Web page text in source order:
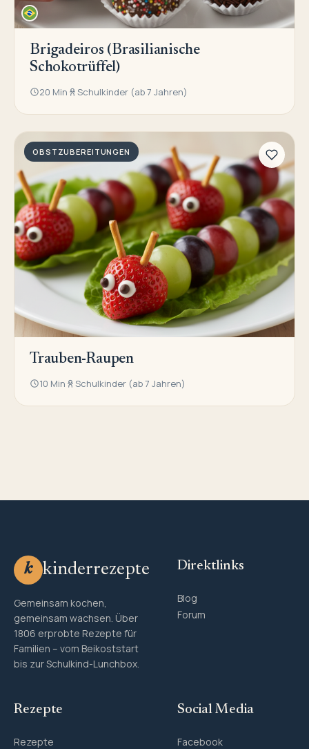
Brigadeiros (Brasilianische
Schokotrüffel)
20 Min Schulkinder (ab 7 Jahren)
OBSTZUBEREITUNGEN
Trauben-Raupen
10 Min Schulkinder (ab 7 Jahren)
k kinderrezepte
Gemeinsam kochen,
gemeinsam wachsen. Über
1806 erprobte Rezepte für
Familien – vom Beikoststart
bis zur Schulkind-Lunchbox.
Direktlinks
Blog
Forum
Rezepte
Rezepte
Social Media
Facebook